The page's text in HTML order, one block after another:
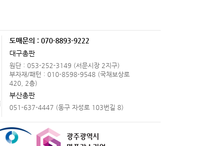
도매문의 : 070-8893-9222
대구총판
원단 : 053-252-3149 (서문시장 2지구)
부자재/패턴 : 010-8598-9548 (국채보상로
420, 2층)
부산총판
051-637-4447 (동구 자성로 103번길 8)